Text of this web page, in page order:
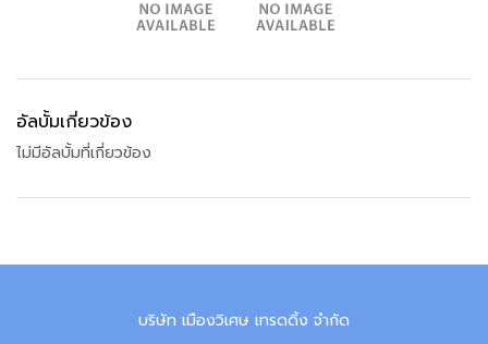
อัลบั้มเกี่ยวข้อง
ไม่มีอัลบั้มที่เกี่ยวข้อง
บริษัท เมืองวิเศษ เทรดดิ้ง จำกัด